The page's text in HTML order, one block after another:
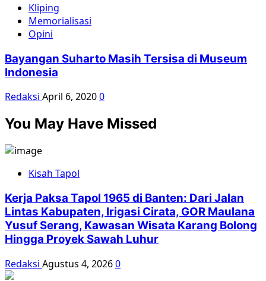
Kliping
Memorialisasi
Opini
Bayangan Suharto Masih Tersisa di Museum
Indonesia
Redaksi April 6, 20200
You May Have Missed
Kisah Tapol
Kerja Paksa Tapol 1965 di Banten: Dari Jalan
Lintas Kabupaten, Irigasi Cirata, GOR Maulana
Yusuf Serang, Kawasan Wisata Karang Bolong
Hingga Proyek Sawah Luhur
Redaksi Agustus 4, 20260